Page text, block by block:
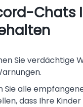
Chats
Sie verdächtige
Sie alle
dass Ihre